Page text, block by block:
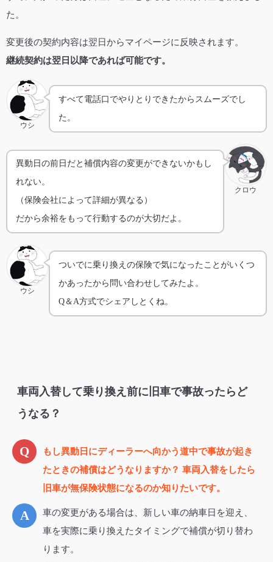
た。
変更後の契約内容は翌日からマイページに反映されます。
継続契約は翌日以降であれば可能です。
ウシ
すべて電話口でやりとりできたからスムーズでし
た。
クロウ
異動日の前日だと補償内容の変更ができないかもし
れない。
（保険会社によって詳細が異なる）
だから余裕をもって行動するのが大切だよ。
ウシ
ついでに乗り換えの保険で気になったことがいくつ
かあったから問い合わせしてみたよ。
Q＆A方式でシェアしとくね。
車両入替して乗り換え前に旧車で事故ったらど
うなる？
もし異動日にディーラーへ向かう道中で事故が起き
たときの補償はどうなりますか？ 車両入替をしたら
旧車が無保険状態になるのか知りたいです。
車の変更がある場合は、新しい車の納車日を迎え、
車を実際に乗り換えたタイミングで補償が切り替わ
ります。